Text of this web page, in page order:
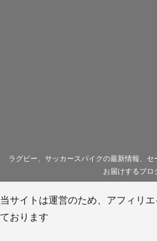
ラグビー、サッカースパイクの最新情報、
お届けするブロ
当サイトは運営のため、アフィリ
ております